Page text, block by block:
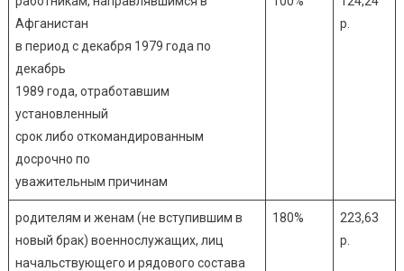
Афганистан
в период с декабря 1979 года по
декабрь
1989 года, отработавшим
установленный
срок либо откомандированным
досрочно по
уважительным причинам
р.
родителям и женам (не вступившим в
новый брак) военнослужащих, лиц
начальствующего и рядового состава
180%
223,63
р.